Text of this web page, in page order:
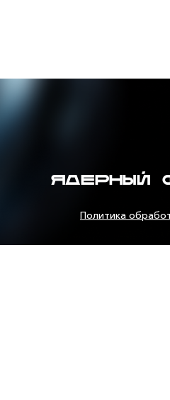
ЯДЕРНЫЙ
Политика